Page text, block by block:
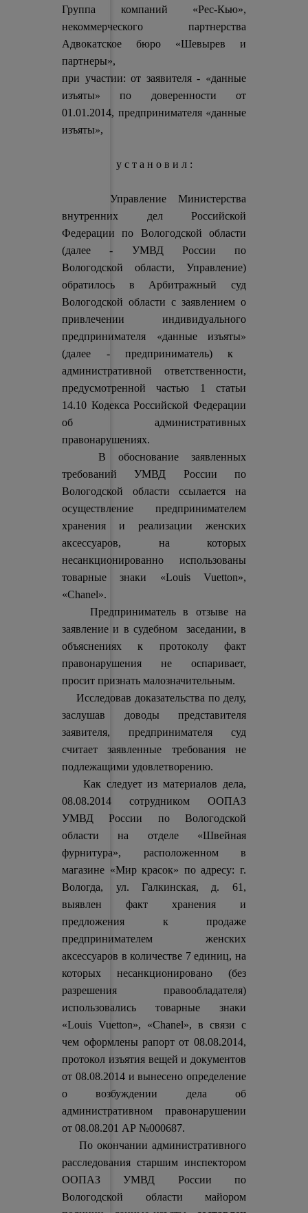
Группа компаний «Рес-Кью»,
некоммерческого партнерства
Адвокатское бюро «Шевырев и
партнеры»,
при участии: от заявителя - «данные
изъяты» по доверенности от
01.01.2014, предпринимателя «данные
изъяты»,
у с т а н о в и л :
Управление Министерства
внутренних дел Российской
Федерации по Вологодской области
(далее - УМВД России по
Вологодской области, Управление)
обратилось в Арбитражный суд
Вологодской области с заявлением о
привлечении индивидуального
предпринимателя «данные изъяты»
(далее - предприниматель) к
административной ответственности,
предусмотренной частью 1 статьи
14.10 Кодекса Российской Федерации
об административных
правонарушениях.
В обоснование заявленных
требований УМВД России по
Вологодской области ссылается на
осуществление предпринимателем
хранения и реализации женских
аксессуаров, на которых
несанкционированно использованы
товарные знаки «Louis Vuetton»,
«Chanel».
Предприниматель в отзыве на
заявление и в судебном заседании, в
объяснениях к протоколу факт
правонарушения не оспаривает,
просит признать малозначительным.
Исследовав доказательства по делу,
заслушав доводы представителя
заявителя, предпринимателя суд
считает заявленные требования не
подлежащими удовлетворению.
Как следует из материалов дела,
08.08.2014 сотрудником ООПАЗ
УМВД России по Вологодской
области на отделе «Швейная
фурнитура», расположенном в
магазине «Мир красок» по адресу: г.
Вологда, ул. Галкинская, д. 61,
выявлен факт хранения и
предложения к продаже
предпринимателем женских
аксессуаров в количестве 7 единиц, на
которых несанкционировано (без
разрешения правообладателя)
использовались товарные знаки
«Louis Vuetton», «Chanel», в связи с
чем оформлены рапорт от 08.08.2014,
протокол изъятия вещей и документов
от 08.08.2014 и вынесено определение
о возбуждении дела об
административном правонарушении
от 08.08.201 АР №000687.
По окончании административного
расследования старшим инспектором
ООПАЗ УМВД России по
Вологодской области майором